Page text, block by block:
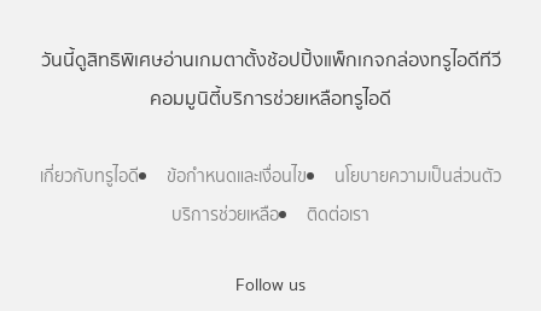
Follow us
วันนี้ดูสิทธิพิเศษอ่านเกมตาตั้งช้อปปิ้งแพ็กเกจกล่องทรูไอดีทีวี
คอมมูนิตี้บริการช่วยเหลือทรูไอดี
เกี่ยวกับทรูไอดี ข้อกำหนดและเงื่อนไข
นโยบายความเป็นส่วนตัว
บริการช่วยเหลือ
ติดต่อเรา